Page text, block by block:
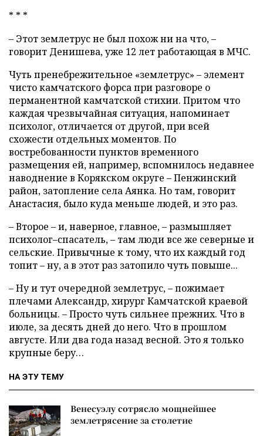
* * *
– Этот землетрус не был похож ни на что, –
говорит Денишева, уже 12 лет работающая в МЧС.
Чуть пренебрежительное «землетрус» – элемент
чисто камчатского форса при разговоре о
перманентной камчатской стихии. Притом что
каждая чрезвычайная ситуация, напоминает
психолог, отличается от другой, при всей
схожести отдельных моментов. По
востребованности пунктов временного
размещения ей, например, вспомнилось недавнее
наводнение в Корякском округе – Пенжинский
район, затопление села Аянка. Но там, говорит
Анастасия, было куда меньше людей, и это раз.
– Второе – и, наверное, главное, – размышляет
психолог–спасатель, – там люди все же северные и
сельские. Привычные к тому, что их каждый год
топит – ну, а в этот раз затопило чуть повыше...
– Ну и тут очередной землетрус, – пожимает
плечами Александр, хирург Камчатской краевой
больницы. – Просто чуть сильнее прежних. Что в
июле, за десять дней до него. Что в прошлом
августе. Или два года назад весной. Это я только
крупные беру…
НА ЭТУ ТЕМУ
Венесуэлу сотрясло мощнейшее
землетрясение за столетие